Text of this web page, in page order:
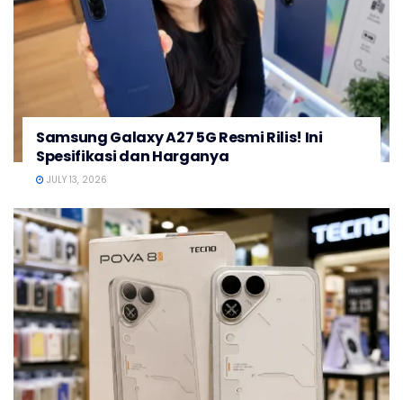
Samsung Galaxy A27 5G Resmi Rilis! Ini
Spesifikasi dan Harganya
JULY 13, 2026